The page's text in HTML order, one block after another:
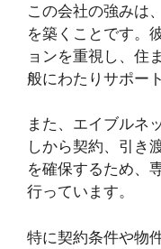
この会社の強みは
を築くことです。
ョンを重視し、住
般にわたりサポー
また、エイブルネ
しから契約、引き
を確保するため、
行っています。
特に契約条件や物